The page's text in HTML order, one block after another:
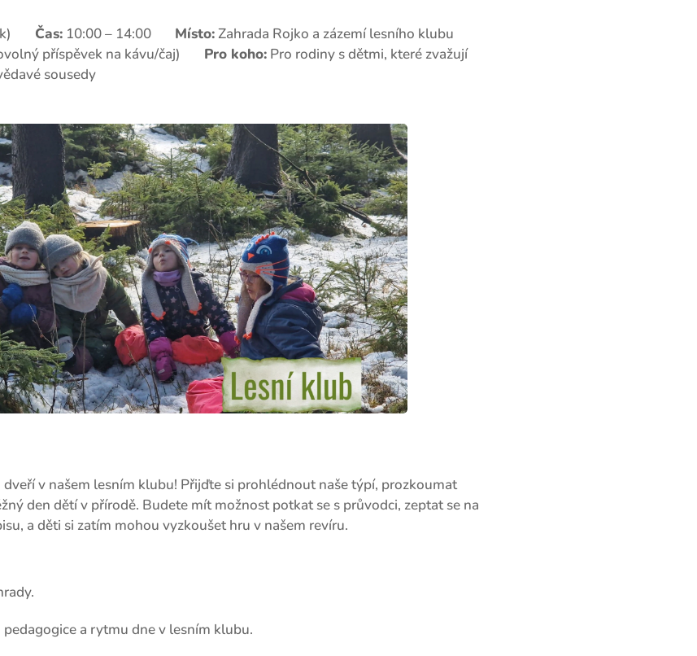
⏰ Čas: 10:00 – 14:00 📍 Místo:Zahrada Rojko a zázemí lesního klubu 💰
příspěvek na kávu/čaj) 👨‍👩‍👧‍👦 Pro koho: Pro rodiny s dětmi, které zvažují
sousedy
v našem lesním klubu! Přijďte si prohlédnout naše týpí, prozkoumat
den dětí v přírodě. Budete mít možnost potkat se s průvodci, zeptat se na
a děti si zatím mohou vyzkoušet hru v našem revíru.
a rytmu dne v lesním klubu.